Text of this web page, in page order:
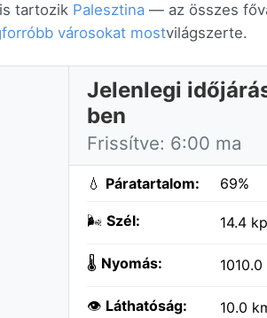
tartozik Palesztina — az összes
városokat mostvilágszerte.
Jelenlegi
ben
Frissítve: 6:00 ma
💧 Páratartalom: 69%
🌬️ Szél: 14.4
🌡️ Nyomás:
👁️ Láthatóság: 10.0